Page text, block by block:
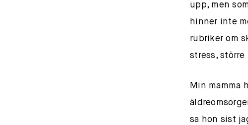
upp, men
hinner inte
rubriker om
stress,
Min mamma
sa hon sist